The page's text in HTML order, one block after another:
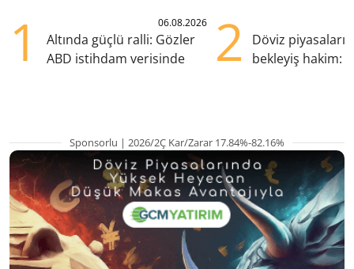
1 06.08.2026
Altında güçlü ralli: Gözler
ABD istihdam verisinde
2
Döviz
bekleyiş hakim:
Sponsorlu | 2026/2Ç Kar/Zarar 17.84%-82.16%